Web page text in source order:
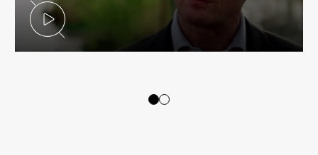
Slide 0
Slide 1